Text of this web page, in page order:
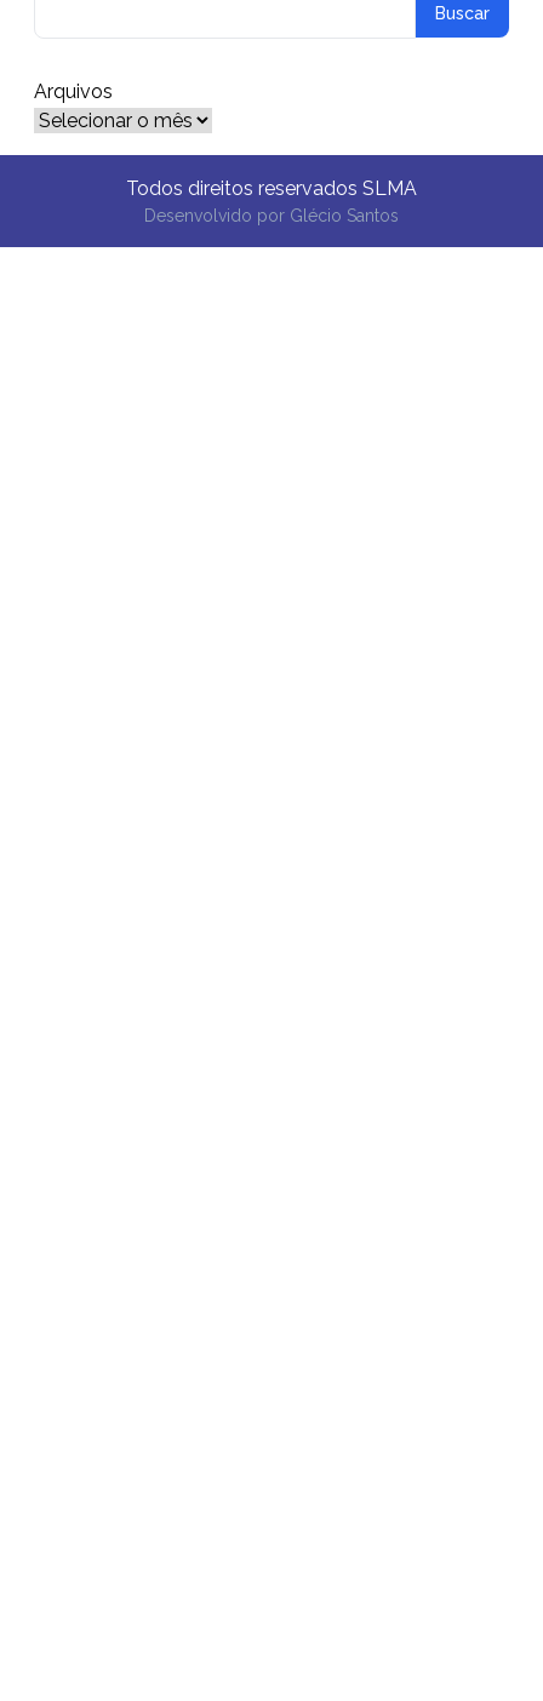
Arquivos
Arquivos
Todos direitos reservados SLMA
Desenvolvido por Glécio Santos